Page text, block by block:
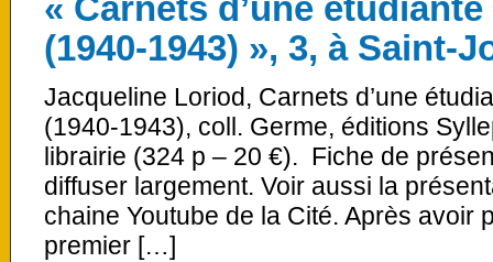
« Carnets d’une
(1940-1943) », 3, à Saint-
Jacqueline Loriod, Carnets d’une
(1940-1943), coll. Germe, éditions
librairie (324 p – 20 €). Fiche de
diffuser largement. Voir aussi la
chaine Youtube de la Cité. Après avoir
premier […]